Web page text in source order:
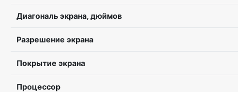
Диагональ экрана, дюймов
Разрешение экрана
Покрытие экрана
Процессор